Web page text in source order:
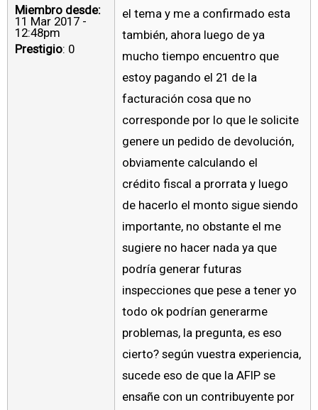
Miembro desde:
11 Mar 2017 -
12:48pm
Prestigio: 0
el tema y me a confirmado esta
también, ahora luego de ya
mucho tiempo encuentro que
estoy pagando el 21 de la
facturación cosa que no
corresponde por lo que le solicite
genere un pedido de devolución,
obviamente calculando el
crédito fiscal a prorrata y luego
de hacerlo el monto sigue siendo
importante, no obstante el me
sugiere no hacer nada ya que
podría generar futuras
inspecciones que pese a tener yo
todo ok podrían generarme
problemas, la pregunta, es eso
cierto? según vuestra experiencia,
sucede eso de que la AFIP se
ensañe con un contribuyente por